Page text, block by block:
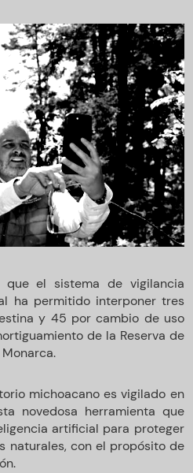
que el sistema de vigilancia
ha permitido interponer tres
y 45 por cambio de uso
de la Reserva de
michoacano es vigilado en
novedosa herramienta que
artificial para proteger
naturales, con el propósito de